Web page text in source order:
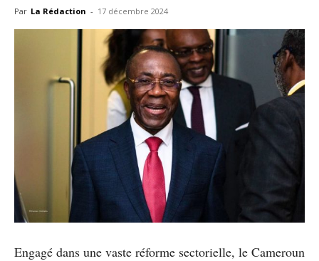
Par La Rédaction - 17 décembre 2024
Engagé dans une vaste réforme sectorielle, le Cameroun